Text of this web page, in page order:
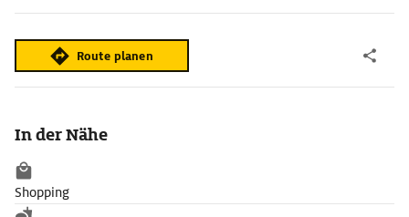
Route planen
In der Nähe
Shopping